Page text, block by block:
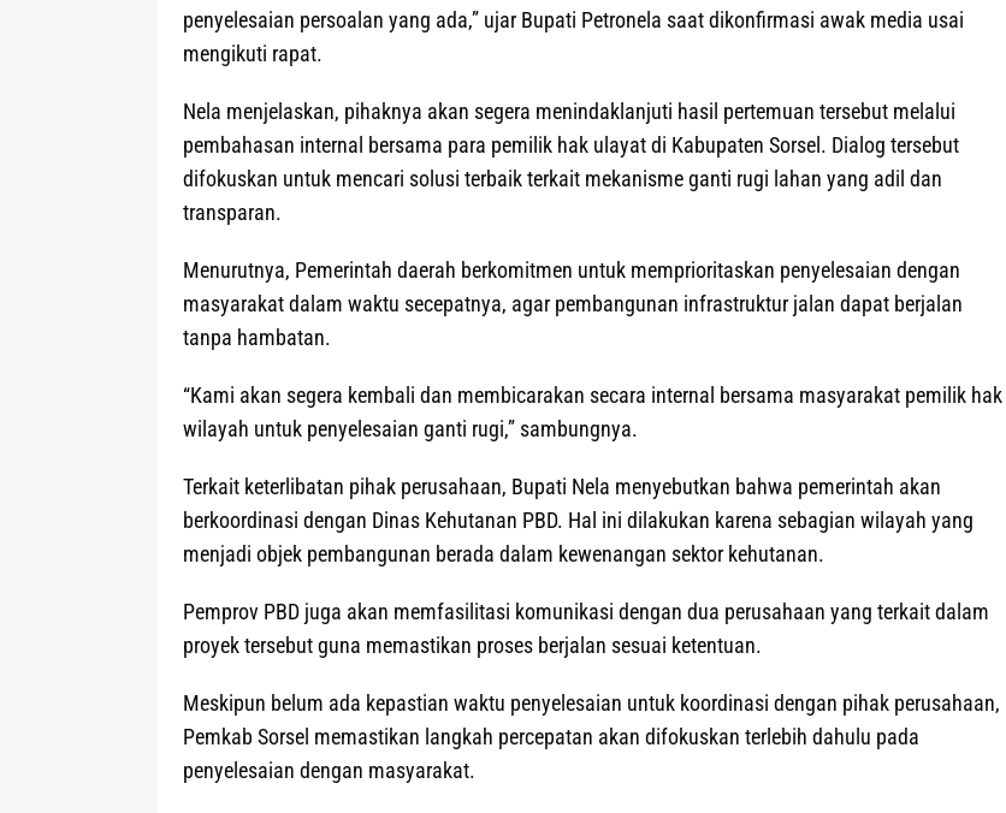
penyelesaian persoalan yang ada,” ujar Bupati Petronela saat dikonfirmasi awak media usai
mengikuti rapat.
Nela menjelaskan, pihaknya akan segera menindaklanjuti hasil pertemuan tersebut melalui
pembahasan internal bersama para pemilik hak ulayat di Kabupaten Sorsel. Dialog tersebut
difokuskan untuk mencari solusi terbaik terkait mekanisme ganti rugi lahan yang adil dan
transparan.
Menurutnya, Pemerintah daerah berkomitmen untuk memprioritaskan penyelesaian dengan
masyarakat dalam waktu secepatnya, agar pembangunan infrastruktur jalan dapat berjalan
tanpa hambatan.
“Kami akan segera kembali dan membicarakan secara internal bersama masyarakat pemilik hak
wilayah untuk penyelesaian ganti rugi,” sambungnya.
Terkait keterlibatan pihak perusahaan, Bupati Nela menyebutkan bahwa pemerintah akan
berkoordinasi dengan Dinas Kehutanan PBD. Hal ini dilakukan karena sebagian wilayah yang
menjadi objek pembangunan berada dalam kewenangan sektor kehutanan.
Pemprov PBD juga akan memfasilitasi komunikasi dengan dua perusahaan yang terkait dalam
proyek tersebut guna memastikan proses berjalan sesuai ketentuan.
Meskipun belum ada kepastian waktu penyelesaian untuk koordinasi dengan pihak perusahaan,
Pemkab Sorsel memastikan langkah percepatan akan difokuskan terlebih dahulu pada
penyelesaian dengan masyarakat.